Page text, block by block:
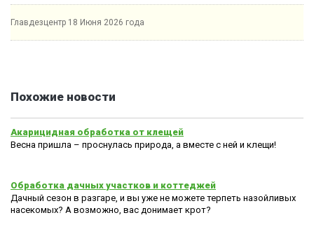
Главдезцентр 18 Июня 2026 года
Похожие новости
Акарицидная обработка от клещей
Весна пришла – проснулась природа, а вместе с ней и клещи!
Обработка дачных участков и коттеджей
Дачный сезон в разгаре, и вы уже не можете терпеть назойливых
насекомых? А возможно, вас донимает крот?